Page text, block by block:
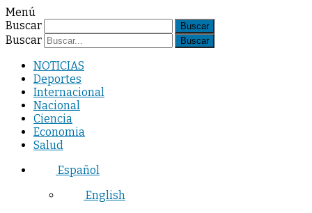
Menú
Buscar
Buscar
NOTICIAS
Deportes
Internacional
Nacional
Ciencia
Economia
Salud
Español
English